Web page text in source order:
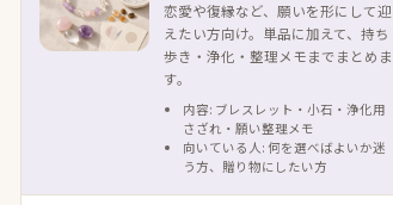
恋愛や復縁など、願いを形にして迎
えたい方向け。単品に加えて、持ち
歩き・浄化・整理メモまでまとめま
す。
内容: ブレスレット・小石・浄化用
さざれ・願い整理メモ
向いている人: 何を選べばよいか迷
う方、贈り物にしたい方